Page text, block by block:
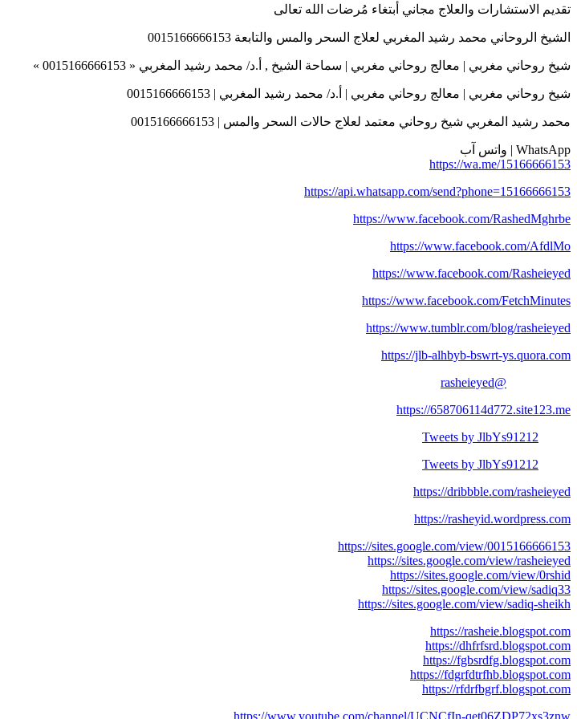
تقديم الاستشارات والعلاج مجاني أبتغاء مُرضات الله تعالى
الشيخ الروحاني محمد رشيد المغربي لعلاج السحر والمس والتابعة 0015166666153
شيخ روحاني مغربي | معالج روحاني مغربي | سماحة الشيخ , أ.د/ محمد رشيد المغربي « 0015166666153 »
شيخ روحاني مغربي | معالج روحاني مغربي | أ.د/ محمد رشيد المغربي | 0015166666153
محمد رشيد المغربي شيخ روحاني معتمد لعلاج حالات السحر والمس | 0015166666153
WhatsApp | واتس آب
https://wa.me/15166666153
https://api.whatsapp.com/send?phone=15166666153
https://www.facebook.com/RashedMghrbe
https://www.facebook.com/AfdlMo
https://www.facebook.com/Rasheieyed
https://www.facebook.com/FetchMinutes
https://www.tumblr.com/blog/rasheieyed
https://jlb-alhbyb-bswrt-ys.quora.com
@rasheieyed
https://658706114d772.site123.me
Tweets by JlbYs91212
Tweets by JlbYs91212
https://dribbble.com/rasheieyed
https://rasheyid.wordpress.com
https://sites.google.com/view/0015166666153
https://sites.google.com/view/rasheieyed
https://sites.google.com/view/0rshid
https://sites.google.com/view/sadiq33
https://sites.google.com/view/sadiq-sheikh
https://rasheie.blogspot.com
https://dhfrfsrd.blogspot.com
https://fgbsrdfg.blogspot.com
https://fdgrfdtrfhb.blogspot.com
https://rfdrfbgrf.blogspot.com
https://www.youtube.com/channel/UCNCfIn-qet06ZDP72xs3znw